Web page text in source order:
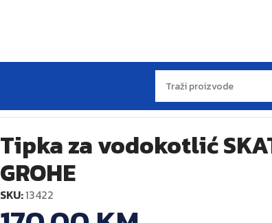
Tipka za vodokotlić
GROHE
SKU:13422